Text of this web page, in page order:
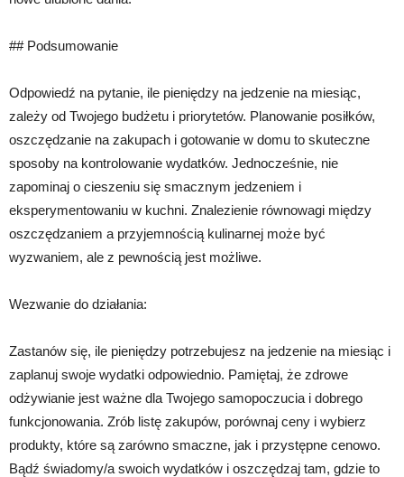
## Podsumowanie
Odpowiedź na pytanie, ile pieniędzy na jedzenie na miesiąc,
zależy od Twojego budżetu i priorytetów. Planowanie posiłków,
oszczędzanie na zakupach i gotowanie w domu to skuteczne
sposoby na kontrolowanie wydatków. Jednocześnie, nie
zapominaj o cieszeniu się smacznym jedzeniem i
eksperymentowaniu w kuchni. Znalezienie równowagi między
oszczędzaniem a przyjemnością kulinarnej może być
wyzwaniem, ale z pewnością jest możliwe.
Wezwanie do działania:
Zastanów się, ile pieniędzy potrzebujesz na jedzenie na miesiąc i
zaplanuj swoje wydatki odpowiednio. Pamiętaj, że zdrowe
odżywianie jest ważne dla Twojego samopoczucia i dobrego
funkcjonowania. Zrób listę zakupów, porównaj ceny i wybierz
produkty, które są zarówno smaczne, jak i przystępne cenowo.
Bądź świadomy/a swoich wydatków i oszczędzaj tam, gdzie to